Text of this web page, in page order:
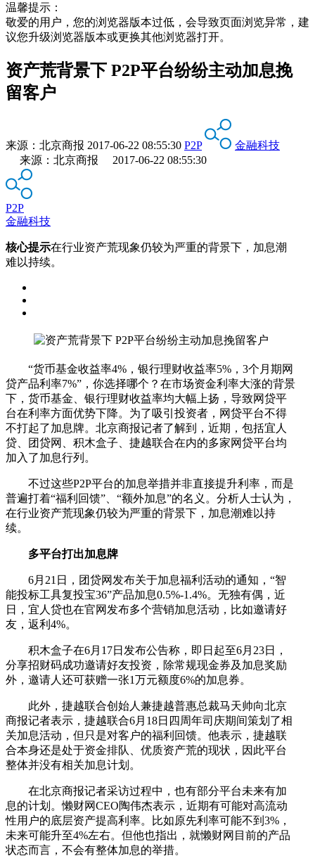
温馨提示：
敬爱的用户，您的浏览器版本过低，会导致页面浏览异常，建
议您升级浏览器版本或更换其他浏览器打开。
资产荒背景下 P2P平台纷纷主动加息挽
留客户
来源： 北京商报 2017-06-22 08:55:30 P2P
金融科技
来源：北京商报 2017-06-22 08:55:30
P2P
金融科技
核心提示在行业资产荒现象仍较为严重的背景下，加息潮
难以持续。
“货币基金收益率4%，银行理财收益率5%，3个月期网
贷产品利率7%”，你选择哪个？在市场资金利率大涨的背景
下，货币基金、银行理财收益率均大幅上扬，导致网贷平
台在利率方面优势下降。为了吸引投资者，网贷平台不得
不打起了加息牌。北京商报记者了解到，近期，包括宜人
贷、团贷网、积木盒子、捷越联合在内的多家网贷平台均
加入了加息行列。
不过这些P2P平台的加息举措并非直接提升利率，而是
普遍打着“福利回馈”、“额外加息”的名义。分析人士认为，
在行业资产荒现象仍较为严重的背景下，加息潮难以持
续。
多平台打出加息牌
6月21日，团贷网发布关于加息福利活动的通知，“智
能投标工具复投宝36”产品加息0.5%-1.4%。无独有偶，近
日，宜人贷也在官网发布多个营销加息活动，比如邀请好
友，返利4%。
积木盒子在6月17日发布公告称，即日起至6月23日，
分享招财码成功邀请好友投资，除常规现金券及加息奖励
外，邀请人还可获赠一张1万元额度6%的加息券。
此外，捷越联合创始人兼捷越普惠总裁马天帅向北京
商报记者表示，捷越联合6月18日四周年司庆期间策划了相
关加息活动，但只是对客户的福利回馈。他表示，捷越联
合本身还是处于资金排队、优质资产荒的现状，因此平台
整体并没有相关加息计划。
在北京商报记者采访过程中，也有部分平台未来有加
息的计划。懒财网CEO陶伟杰表示，近期有可能对高流动
性用户的底层资产提高利率。比如原先利率可能不到3%，
未来可能升至4%左右。但他也指出，就懒财网目前的产品
状态而言，不会有整体加息的举措。